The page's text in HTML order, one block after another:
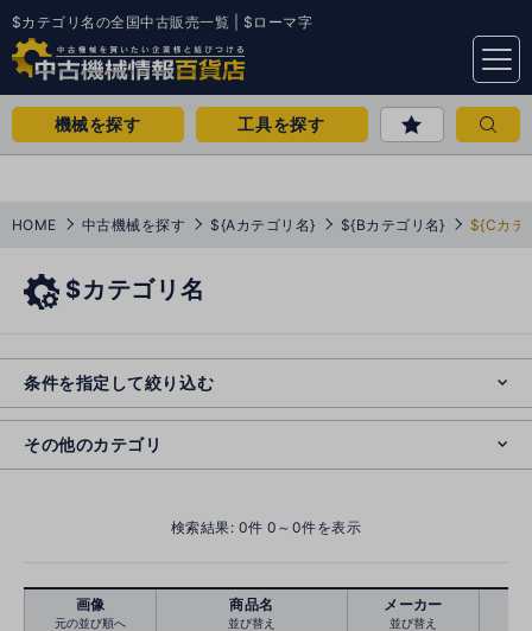
$カテゴリ名の全国中古販売一覧 | $ローマ字
menu
機械を探す 工具を探す
HOME 中古機械を探す ${Aカテゴリ名} ${Bカテゴリ名} ${Cカテ
$カテゴリ名
条件を指定して絞り込む
その他のカテゴリ
o
s
e
検索結果: 0件 0～0件を表示
画像
元の並び順へ
商品名
並び替え
メーカー
並び替え